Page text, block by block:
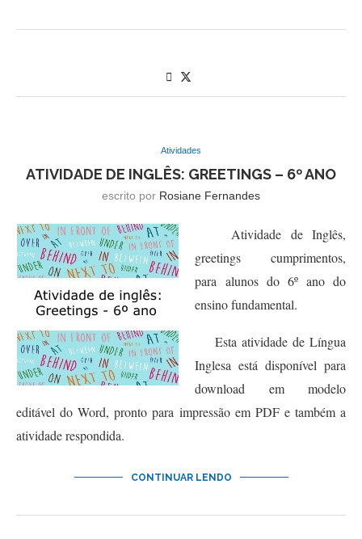
Atividades
ATIVIDADE DE INGLÊS: GREETINGS – 6º ANO
escrito por Rosiane Fernandes
Atividade de Inglês,
greetings cumprimentos,
para alunos do 6º ano do
ensino fundamental.
Esta atividade de Língua
Inglesa está disponível para
download em modelo
editável do Word, pronto para impressão em PDF e também a
atividade respondida.
CONTINUAR LENDO